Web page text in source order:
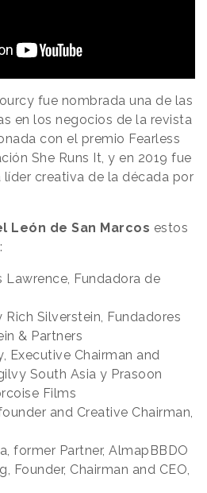
fue nombrada una de las
en los negocios de la revista
con el premio Fearless
She Runs It, y en 2019 fue
creativa de la década por
León de San Marcos estos
Lawrence, Fundadora de
Silverstein, Fundadores
& Partners
Executive Chairman and
South Asia y Prasoon
Films
and Creative Chairman,
former Partner, AlmapBBDO
Founder, Chairman and CEO,